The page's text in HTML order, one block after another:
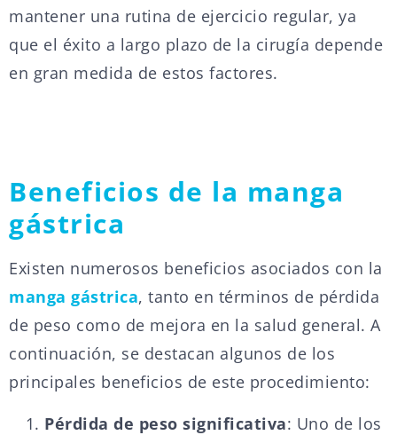
mantener una rutina de ejercicio regular, ya
que el éxito a largo plazo de la cirugía depende
en gran medida de estos factores.
Beneficios de la manga
gástrica
Existen numerosos beneficios asociados con la
manga gástrica, tanto en términos de pérdida
de peso como de mejora en la salud general. A
continuación, se destacan algunos de los
principales beneficios de este procedimiento:
Pérdida de peso significativa: Uno de los